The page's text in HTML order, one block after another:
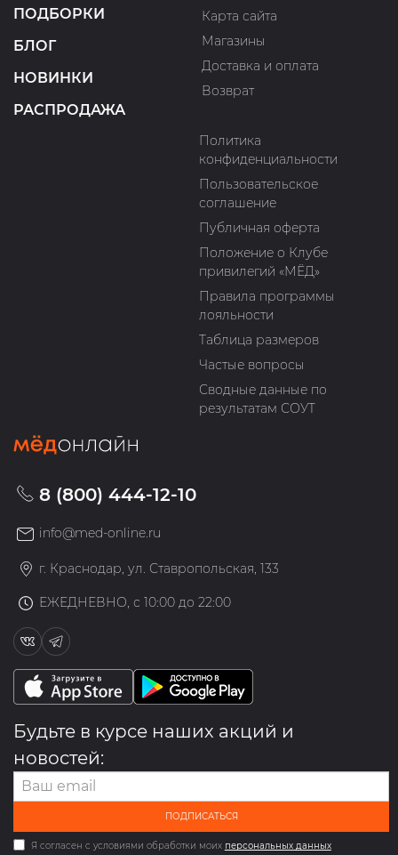
ПОДБОРКИ
БЛОГ
НОВИНКИ
РАСПРОДАЖА
Карта сайта
Магазины
Доставка и оплата
Возврат
Политика
конфиденциальности
Пользовательское
соглашение
Публичная оферта
Положение о Клубе
привилегий «МЁД»
Правила программы
лояльности
Таблица размеров
Частые вопросы
Сводные данные по
результатам СОУТ
8 (800) 444-12-10
info@med-online.ru
г. Краснодар, ул. Ставропольская, 133
ЕЖЕДНЕВНО, с 10:00 до 22:00
Будьте в курсе наших акций и
новостей:
ПОДПИСАТЬСЯ
Я согласен с условиями обработки моих персональных данных